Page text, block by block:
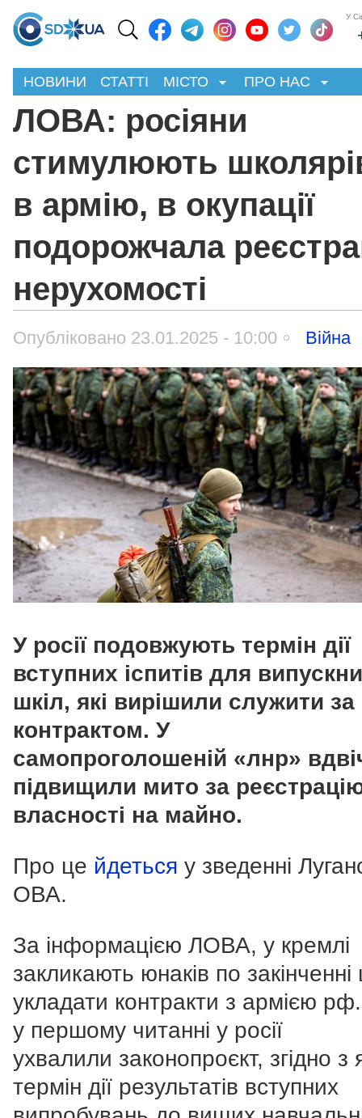
У
НОВИНИ СТАТТІ МІСТО ПРО НАС
ЛОВА: росіяни
стимулюють
в армію, в окупації
подорожчала
нерухомості
Опубліковано 23.01.2025 - 10:00 Війна
У росії подовжують термін дії
вступних іспитів для
шкіл, які вирішили служити за
контрактом. У
самопроголошеній «лнр»
підвищили мито за
власності на майно.
Про це йдеться у зведенні
ОВА.
За інформацією ЛОВА, у кремлі
закликають юнаків по
укладати контракти з армією
у першому читанні у росії
ухвалили законопроєкт, згідно з
термін дії результатів вступних